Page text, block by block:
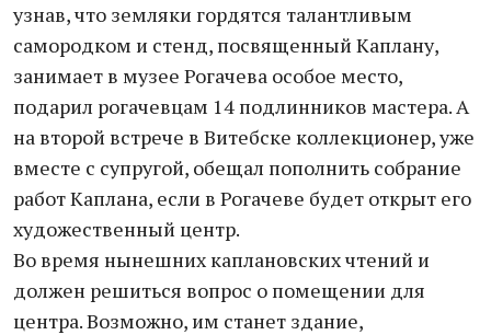
узнав, что земляки гордятся талантливым
самородком и стенд, посвященный Каплану,
занимает в музее Рогачева особое место,
подарил рогачевцам 14 подлинников мастера. А
на второй встрече в Витебске коллекционер, уже
вместе с супругой, обещал пополнить собрание
работ Каплана, если в Рогачеве будет открыт его
художественный центр.
Во время нынешних каплановских чтений и
должен решиться вопрос о помещении для
центра. Возможно, им станет здание,